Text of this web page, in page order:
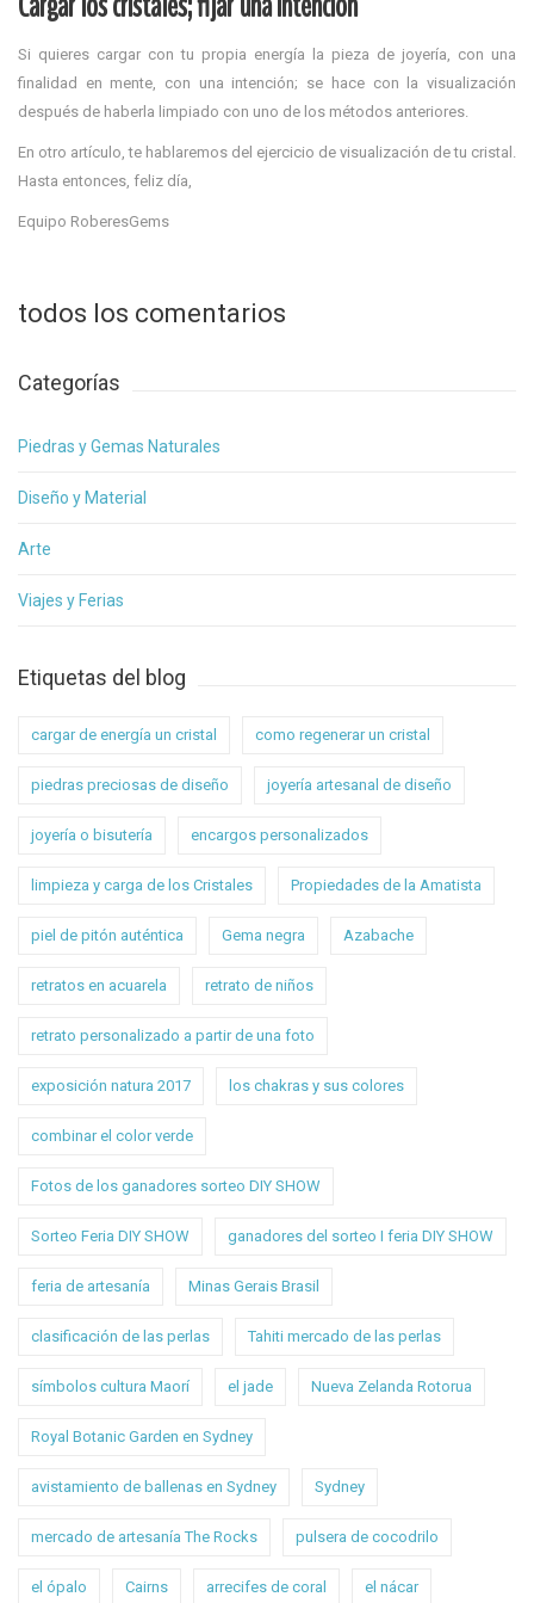
Si quieres cargar con tu propia energía la pieza de joyería, con una
finalidad en mente, con una intención; se hace con la visualización
después de haberla limpiado con uno de los métodos anteriores.
En otro artículo, te hablaremos del ejercicio de visualización de tu cristal.
Hasta entonces, feliz día,
Equipo RoberesGems
todos los comentarios
Categorías
Piedras y Gemas Naturales
Diseño y Material
Arte
Viajes y Ferias
Etiquetas del blog
cargar de energía un cristal como regenerar un cristal
piedras preciosas de diseño joyería artesanal de diseño
joyería o bisutería encargos personalizados
limpieza y carga de los Cristales Propiedades de la Amatista
piel de pitón auténtica Gema negra Azabache
retratos en acuarela retrato de niños
retrato personalizado a partir de una foto
exposición natura 2017 los chakras y sus colores
combinar el color verde
Fotos de los ganadores sorteo DIY SHOW
Sorteo Feria DIY SHOW ganadores del sorteo I feria DIY SHOW
feria de artesanía Minas Gerais Brasil
clasificación de las perlas Tahiti mercado de las perlas
símbolos cultura Maorí el jade Nueva Zelanda Rotorua
Royal Botanic Garden en Sydney
avistamiento de ballenas en Sydney Sydney
mercado de artesanía The Rocks pulsera de cocodrilo
el ópalo Cairns arrecifes de coral el nácar